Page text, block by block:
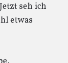
seh ich
etwas